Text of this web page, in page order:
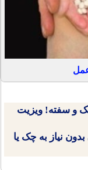
و سفته! ویزیت
نیاز به چک یا